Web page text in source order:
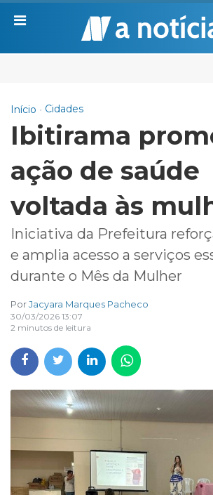
Início Cidades
Ibitirama
ação de saúde
voltada às
Iniciativa da Prefeitura
e amplia acesso a serviços
durante o Mês da Mulher
PorJacyara Marques Pacheco
30/03/2026 13:07
2 minutos de leitura